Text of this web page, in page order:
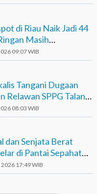
di Riau Naik Jadi 44
Masih
09:07 WIB
Tangani Dugaan
Relawan SPPG Talang
08:03 WIB
dan Senjata Berat
di Pantai Sepahat
17:49 WIB